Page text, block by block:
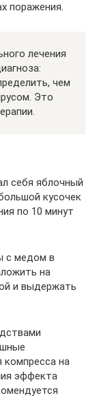
поражения.
лечения
чем
Это
себя яблочный
кусочек
по 10 минут
с медом в
на
и выдержать
компресса на
эффекта